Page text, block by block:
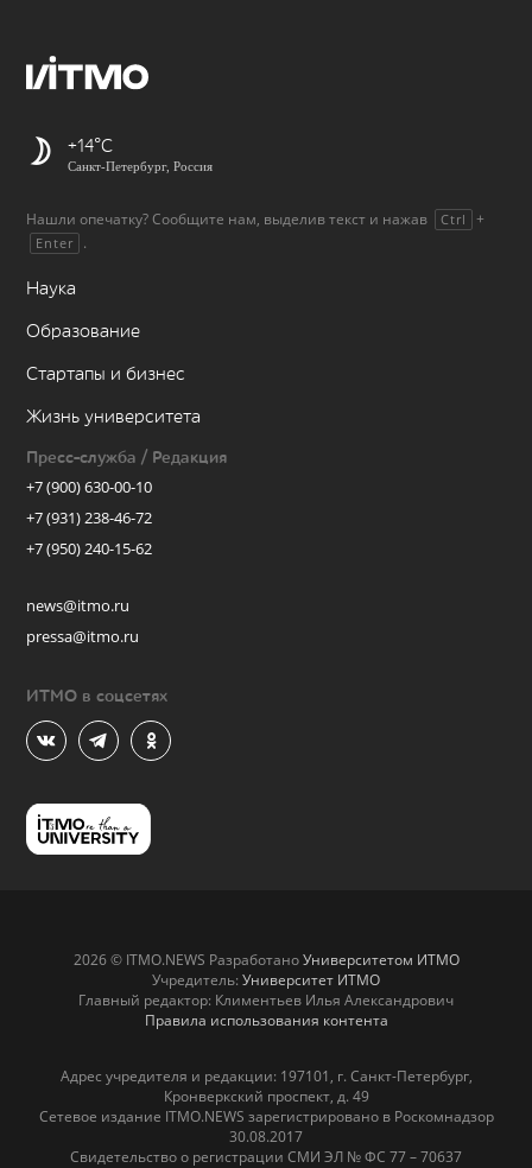
+14
Санкт-Петербург, Россия
Нашли опечатку? Сообщите нам, выделив текст и нажав Ctrl +
Enter .
Наука
Образование
Стартапы и бизнес
Жизнь университета
Пресс-служба / Редакция
+7 (900) 630-00-10
+7 (931) 238-46-72
+7 (950) 240-15-62
news@itmo.ru
pressa@itmo.ru
ИТМО в соцсетях
2026 © ITMO.NEWS РазработаноУниверситетом ИТМО
Учредитель: Университет ИТМО
Главный редактор: Климентьев Илья Александрович
Правила использования контента
Адрес учредителя и редакции: 197101, г. Санкт-Петербург,
Кронверкский проспект, д. 49
Сетевое издание ITMO.NEWS зарегистрировано в Роскомнадзор
30.08.2017
Свидетельство о регистрации СМИ ЭЛ № ФС 77 – 70637